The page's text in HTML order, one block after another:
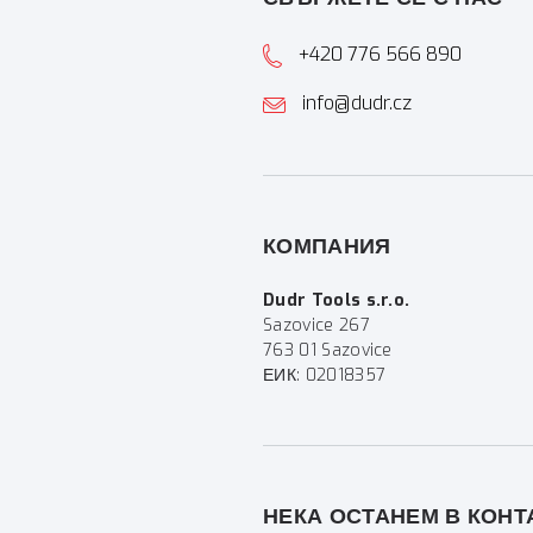
+420 776 566 890
info@dudr.cz
КОМПАНИЯ
Dudr Tools s.r.o.
Sazovice 267
763 01 Sazovice
ЕИК: 02018357
НЕКА ОСТАНЕМ В